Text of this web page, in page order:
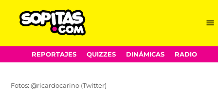
Skip
to
REPORTAJES QUIZZES DINÁMICAS RADIO
Fotos: @ricardocarino (Twitter)